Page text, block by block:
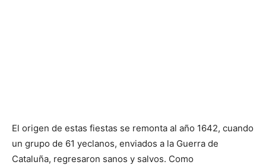
El origen de estas fiestas se remonta al año 1642, cuando
un grupo de 61 yeclanos, enviados a la Guerra de
Cataluña, regresaron sanos y salvos. Como